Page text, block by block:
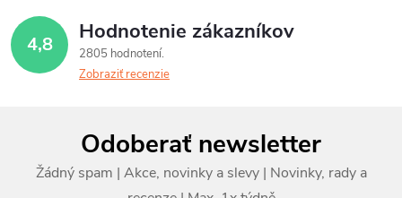
4,8 Hodnotenie zákazníkov
2805 hodnotení
Zobraziť recenzie
Odoberať newsletter